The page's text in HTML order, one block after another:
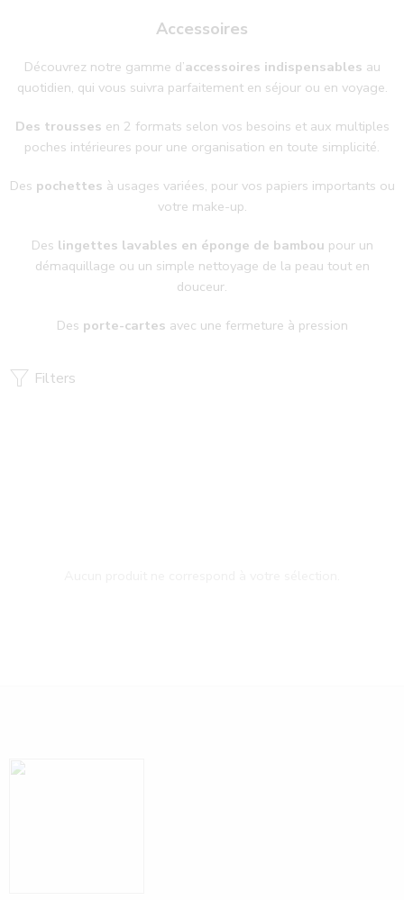
Accessoires
Découvrez notre gamme d’accessoires indispensables au
quotidien, qui vous suivra parfaitement en séjour ou en voyage.
Des trousses en 2 formats selon vos besoins et aux multiples
poches intérieures pour une organisation en toute simplicité.
Des pochettes à usages variées, pour vos papiers importants ou
votre make-up.
Des lingettes lavables en éponge de bambou pour un
démaquillage ou un simple nettoyage de la peau tout en
douceur.
Des porte-cartes avec une fermeture à pression
Filters